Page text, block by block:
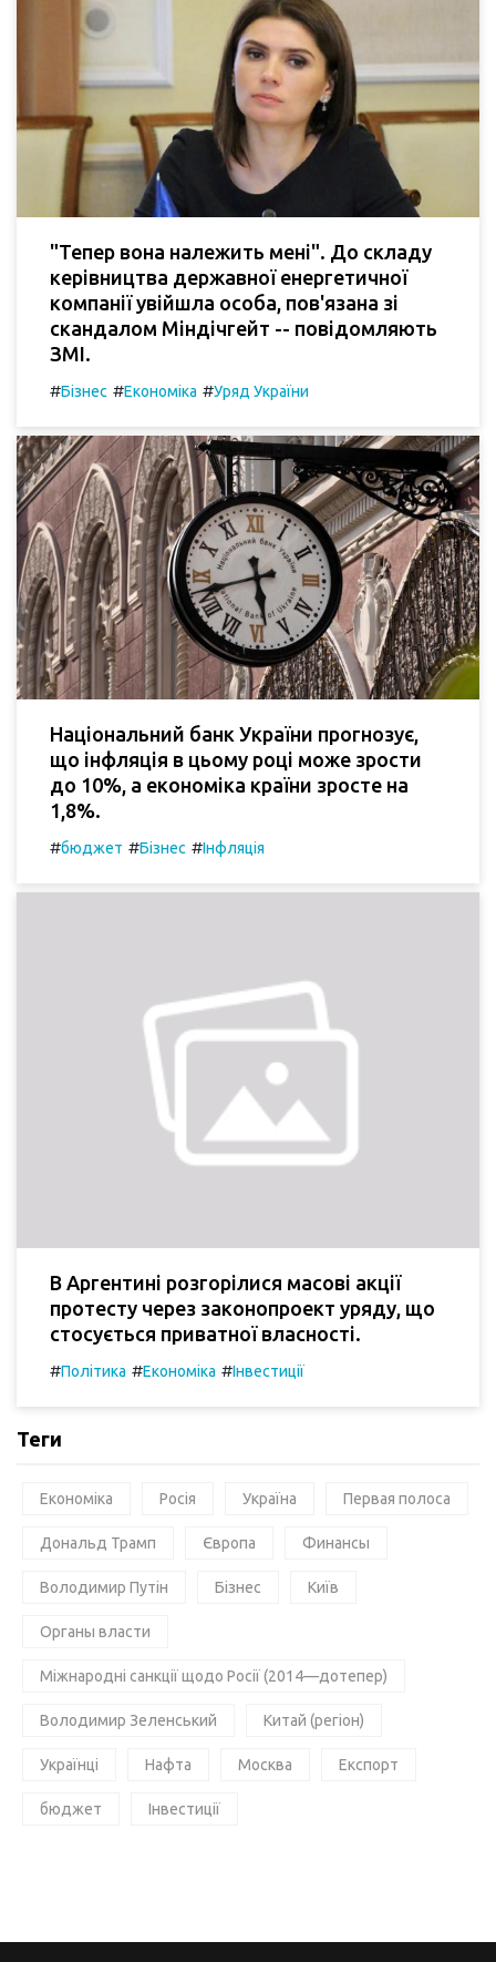
"Тепер вона належить мені". До складу
керівництва державної енергетичної
компанії увійшла особа, пов'язана зі
скандалом Міндічгейт -- повідомляють
ЗМІ.
#Бізнес #Економіка #Уряд України
Національний банк України прогнозує,
що інфляція в цьому році може зрости
до 10%, а економіка країни зросте на
1,8%.
#бюджет #Бізнес #Інфляція
В Аргентині розгорілися масові акції
протесту через законопроект уряду, що
стосується приватної власності.
#Політика #Економіка #Інвестиції
Теги
Економіка Росія Україна Первая полоса
Дональд Трамп Європа Финансы
Володимир Путін Бізнес Київ
Органы власти
Міжнародні санкції щодо Росії (2014—дотепер)
Володимир Зеленський Китай (регіон)
Українці Нафта Москва Експорт
бюджет Інвестиції